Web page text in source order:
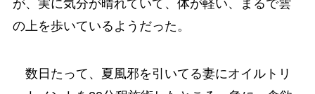
が、実に気分が晴れていて、体が軽い、まるで雲
の上を歩いているようだった。
数日たって、夏風邪を引いてる妻にオイルトリ